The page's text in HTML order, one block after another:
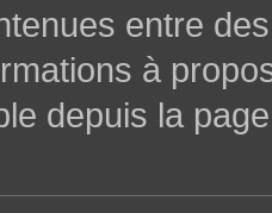
entre
à
depuis la